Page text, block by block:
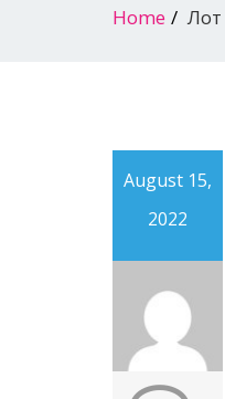
Home Лот
August 15,
2022